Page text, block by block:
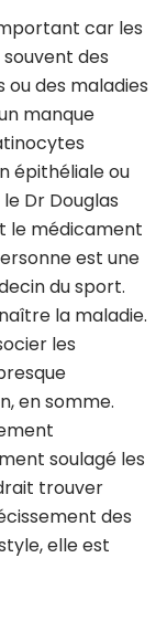
car les
des
des maladies
manque
épithéliale ou
Dr Douglas
le médicament
est une
du sport.
la maladie.
les
en somme.
soulagé les
trouver
des
elle est